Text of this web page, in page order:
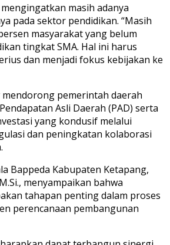
masih adanya
pada sektor pendidikan. “Masih
masyarakat yang belum
tingkat SMA. Hal ini harus
dan menjadi fokus kebijakan ke
pemerintah daerah
Asli Daerah (PAD) serta
yang kondusif melalui
dan peningkatan kolaborasi
Bappeda Kabupaten Ketapang,
menyampaikan bahwa
tahapan penting dalam proses
perencanaan pembangunan